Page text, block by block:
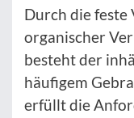
Durch die feste
organischer
besteht der
häufigem
erfüllt die